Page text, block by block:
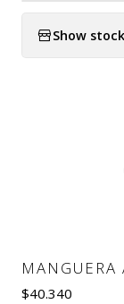
Show
MANGUERA
$40.340